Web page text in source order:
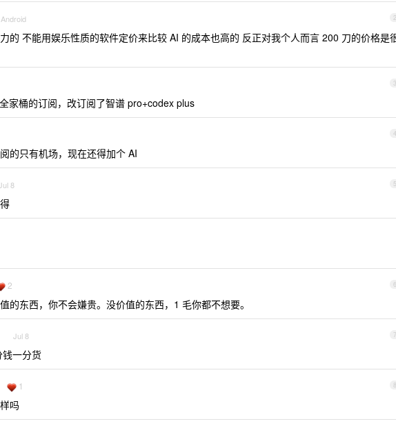
2
的 不能用娱乐性质的软件定价来比较 AI 的成本也高的 反正对我个人而言 200 刀的价格是
3
家桶的订阅，改订阅了智谱 pro+codex plus
4
的只有机场，现在还得加个 AI
5
8
6
2
的东西，你不会嫌贵。没价值的东西，1 毛你都不想要。
7
Jul 8
一分货
8
1
吗